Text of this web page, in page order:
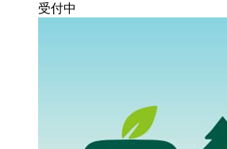
受付中